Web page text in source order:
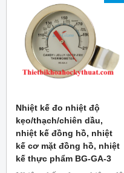
Nhiệt kế đo nhiệt độ
kẹo/thạch/chiên dầu,
nhiệt kế đồng hồ, nhiệt
kế cơ mặt đồng hồ, nhiệt
kế thực phẩm BG-GA-3